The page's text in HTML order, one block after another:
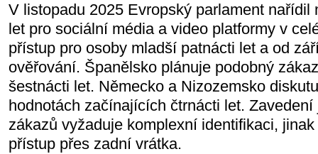
V listopadu 2025 Evropský parlament nařídil
let pro sociální média a video platformy v
přístup pro osoby mladší patnácti let a od
ověřování. Španělsko plánuje podobný
šestnácti let. Německo a Nizozemsko
hodnotách začínajících čtrnácti let.
zákazů vyžaduje komplexní identifikaci,
přístup přes zadní vrátka.